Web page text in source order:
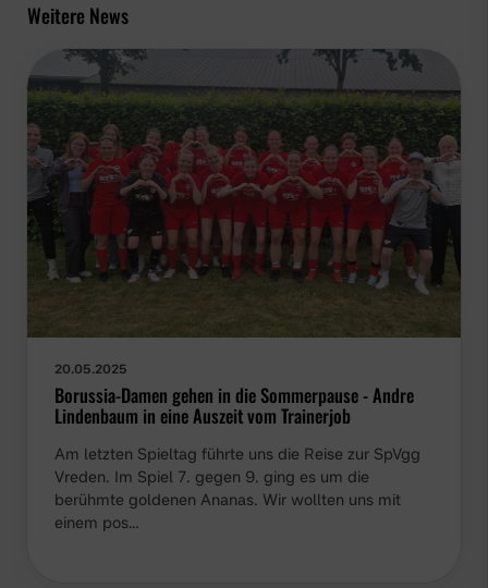
Weitere News
20.05.2025
Borussia-Damen gehen in die Sommerpause - Andre
Lindenbaum in eine Auszeit vom Trainerjob
Am letzten Spieltag führte uns die Reise zur SpVgg
Vreden. Im Spiel 7. gegen 9. ging es um die
berühmte goldenen Ananas. Wir wollten uns mit
einem pos…